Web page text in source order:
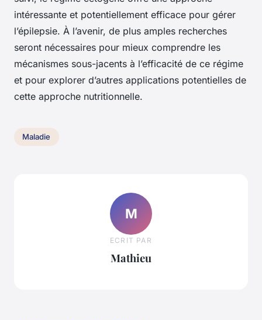
intéressante et potentiellement efficace pour gérer
l’épilepsie. À l’avenir, de plus amples recherches
seront nécessaires pour mieux comprendre les
mécanismes sous-jacents à l’efficacité de ce régime
et pour explorer d’autres applications potentielles de
cette approche nutritionnelle.
Maladie
M
ECRIT PAR
Mathieu